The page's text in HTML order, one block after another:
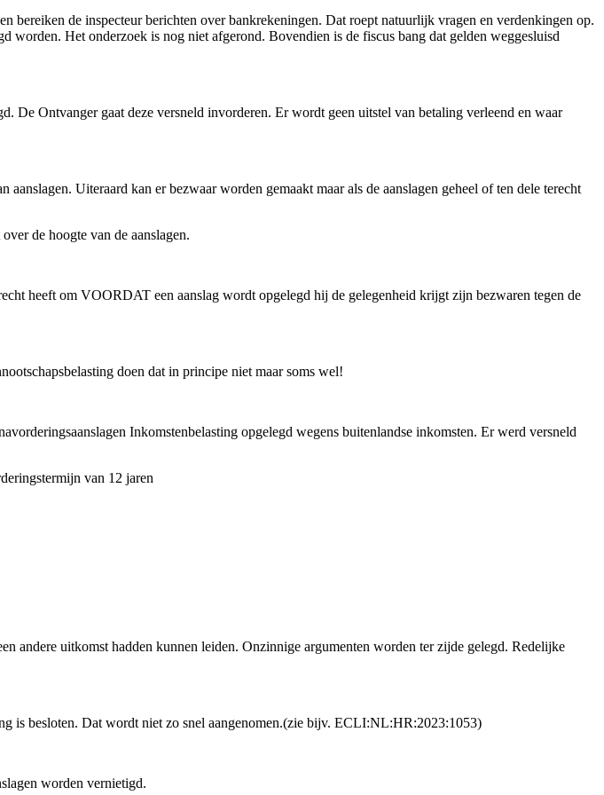
bereiken de inspecteur berichten over bankrekeningen. Dat roept natuurlijk vragen en verdenkingen op.
worden. Het onderzoek is nog niet afgerond. Bovendien is de fiscus bang dat gelden weggesluisd
De Ontvanger gaat deze versneld invorderen. Er wordt geen uitstel van betaling verleend en waar
Uiteraard kan er bezwaar worden gemaakt maar als de aanslagen geheel of ten dele terecht
de hoogte van de aanslagen.
heeft om VOORDAT een aanslag wordt opgelegd hij de gelegenheid krijgt zijn bezwaren tegen de
doen dat in principe niet maar soms wel!
Inkomstenbelasting opgelegd wegens buitenlandse inkomsten. Er werd versneld
van 12 jaren
andere uitkomst hadden kunnen leiden. Onzinnige argumenten worden ter zijde gelegd. Redelijke
is besloten. Dat wordt niet zo snel aangenomen.(zie bijv. ECLI:NL:HR:2023:1053)
worden vernietigd.